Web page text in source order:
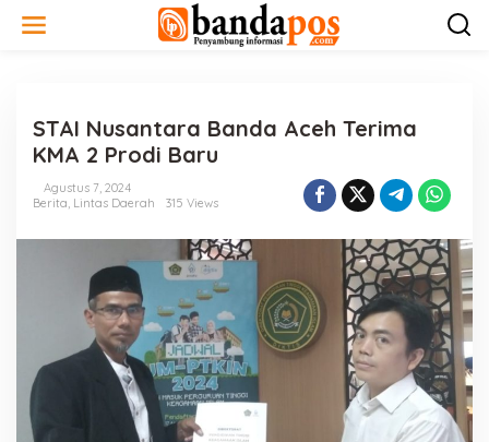
STAI Nusantara Banda Aceh Terima
KMA 2 Prodi Baru
Agustus 7, 2024
Berita, Lintas Daerah 315 Views